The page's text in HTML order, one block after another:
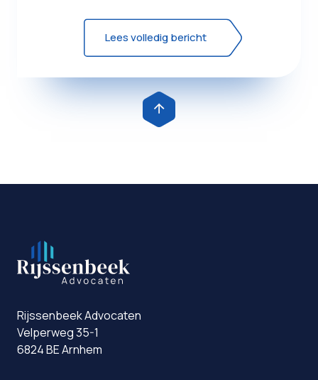
Lees volledig bericht
Rijssenbeek Advocaten
Velperweg 35-1
6824 BE Arnhem